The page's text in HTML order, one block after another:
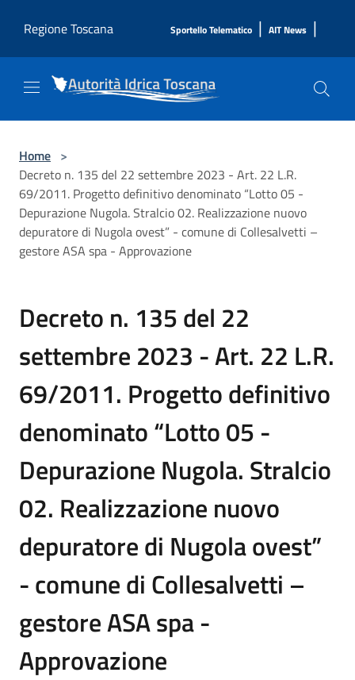
Regione Toscana
Sportello Telematico | AIT News |
Home >
Decreto n. 135 del 22 settembre 2023 - Art. 22 L.R.
69/2011. Progetto definitivo denominato “Lotto 05 -
Depurazione Nugola. Stralcio 02. Realizzazione nuovo
depuratore di Nugola ovest” - comune di Collesalvetti –
gestore ASA spa - Approvazione
Decreto n. 135 del 22
settembre 2023 - Art. 22 L.R.
69/2011. Progetto definitivo
denominato “Lotto 05 -
Depurazione Nugola. Stralcio
02. Realizzazione nuovo
depuratore di Nugola ovest”
- comune di Collesalvetti –
gestore ASA spa -
Approvazione